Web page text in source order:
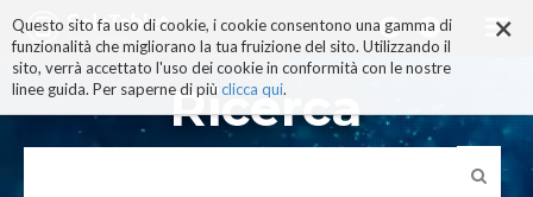
×
Questo sito fa uso di cookie, i cookie consentono una gamma di
funzionalità che migliorano la tua fruizione del sito. Utilizzando il
sito, verrà accettato l'uso dei cookie in conformità con le nostre
linee guida. Per saperne di più clicca qui.
ai
contenuti.
|
alla
navigazione
Ricerca